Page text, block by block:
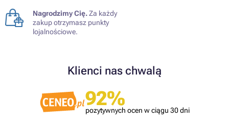
Nagrodzimy Cię.Za każdy
zakup otrzymasz punkty
lojalnościowe.
Klienci nas chwalą
92%
pozytywnych ocen w ciągu 30 dni